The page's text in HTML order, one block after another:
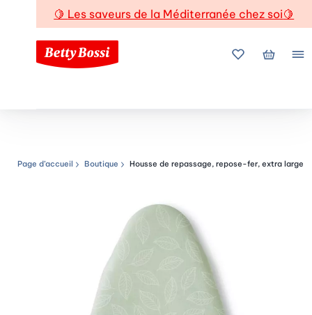
🍋 Les saveurs de la Méditerranée chez soi🍋
Mes favoris
Mon
Chemin de navigation
Page d’accueil Boutique Housse de repassage, repose-fer, extra large